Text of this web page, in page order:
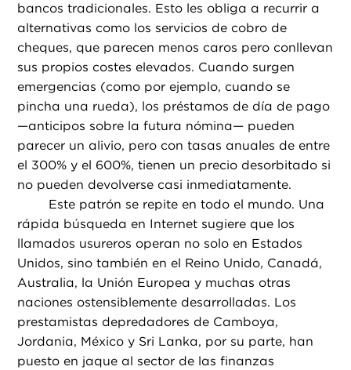
bancos tradicionales. Esto les obliga a recurrir a
alternativas como los servicios de cobro de
cheques, que parecen menos caros pero conllevan
sus propios costes elevados. Cuando surgen
emergencias (como por ejemplo, cuando se
pincha una rueda), los préstamos de día de pago
—anticipos sobre la futura nómina— pueden
parecer un alivio, pero con tasas anuales de entre
el 300% y el 600%, tienen un precio desorbitado si
no pueden devolverse casi inmediatamente.
Este patrón se repite en todo el mundo. Una
rápida búsqueda en Internet sugiere que los
llamados usureros operan no solo en Estados
Unidos, sino también en el Reino Unido, Canadá,
Australia, la Unión Europea y muchas otras
naciones ostensiblemente desarrolladas. Los
prestamistas depredadores de Camboya,
Jordania, México y Sri Lanka, por su parte, han
puesto en jaque al sector de las finanzas